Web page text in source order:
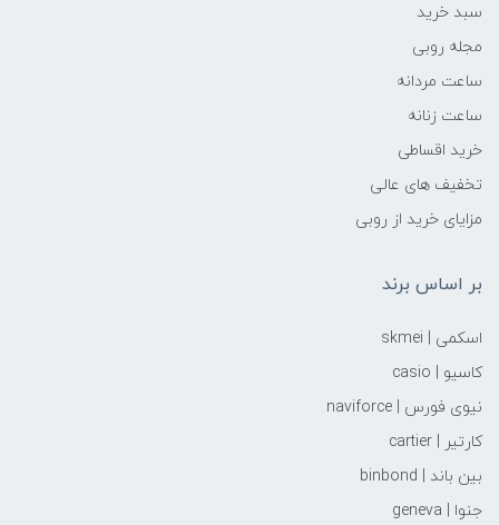
سبد خرید
مجله روبی
ساعت مردانه
ساعت زنانه
خرید اقساطی
تخفیف های عالی
مزایای خرید از روبی
بر اساس برند
اسکمی | skmei
کاسیو | casio
نیوی فورس | naviforce
کارتیر | cartier
بین باند | binbond
جنوا | geneva